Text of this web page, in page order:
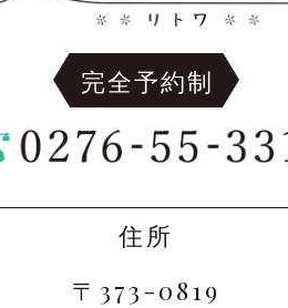
完全予約制
住所
〒373-0819